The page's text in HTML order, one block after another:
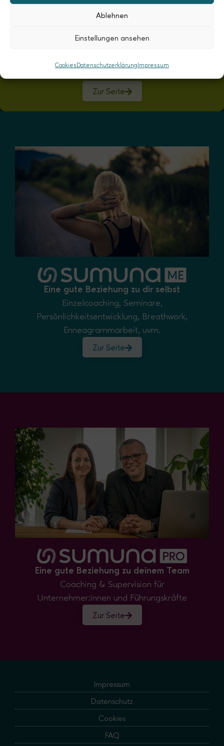
Ablehnen
Einstellungen ansehen
Cookies Datenschutzerklärung Impressum
Paarcoaching, Paartherapie, Beratung für
Zur Seite
Eine gute Beziehung zu dir selbst
Einzelcoaching, Seminare,
Persönlichkeitsentwicklung, Breathwork,
Enneagrammarbeit, uvm.
Zur Seite
Eine gute Beziehung zu deinem Team
Coaching & Supervision für
Unternehmer:innen und Führungskräfte
Zur Seite
Impressum
Datenschutz
Cookies
FAQ